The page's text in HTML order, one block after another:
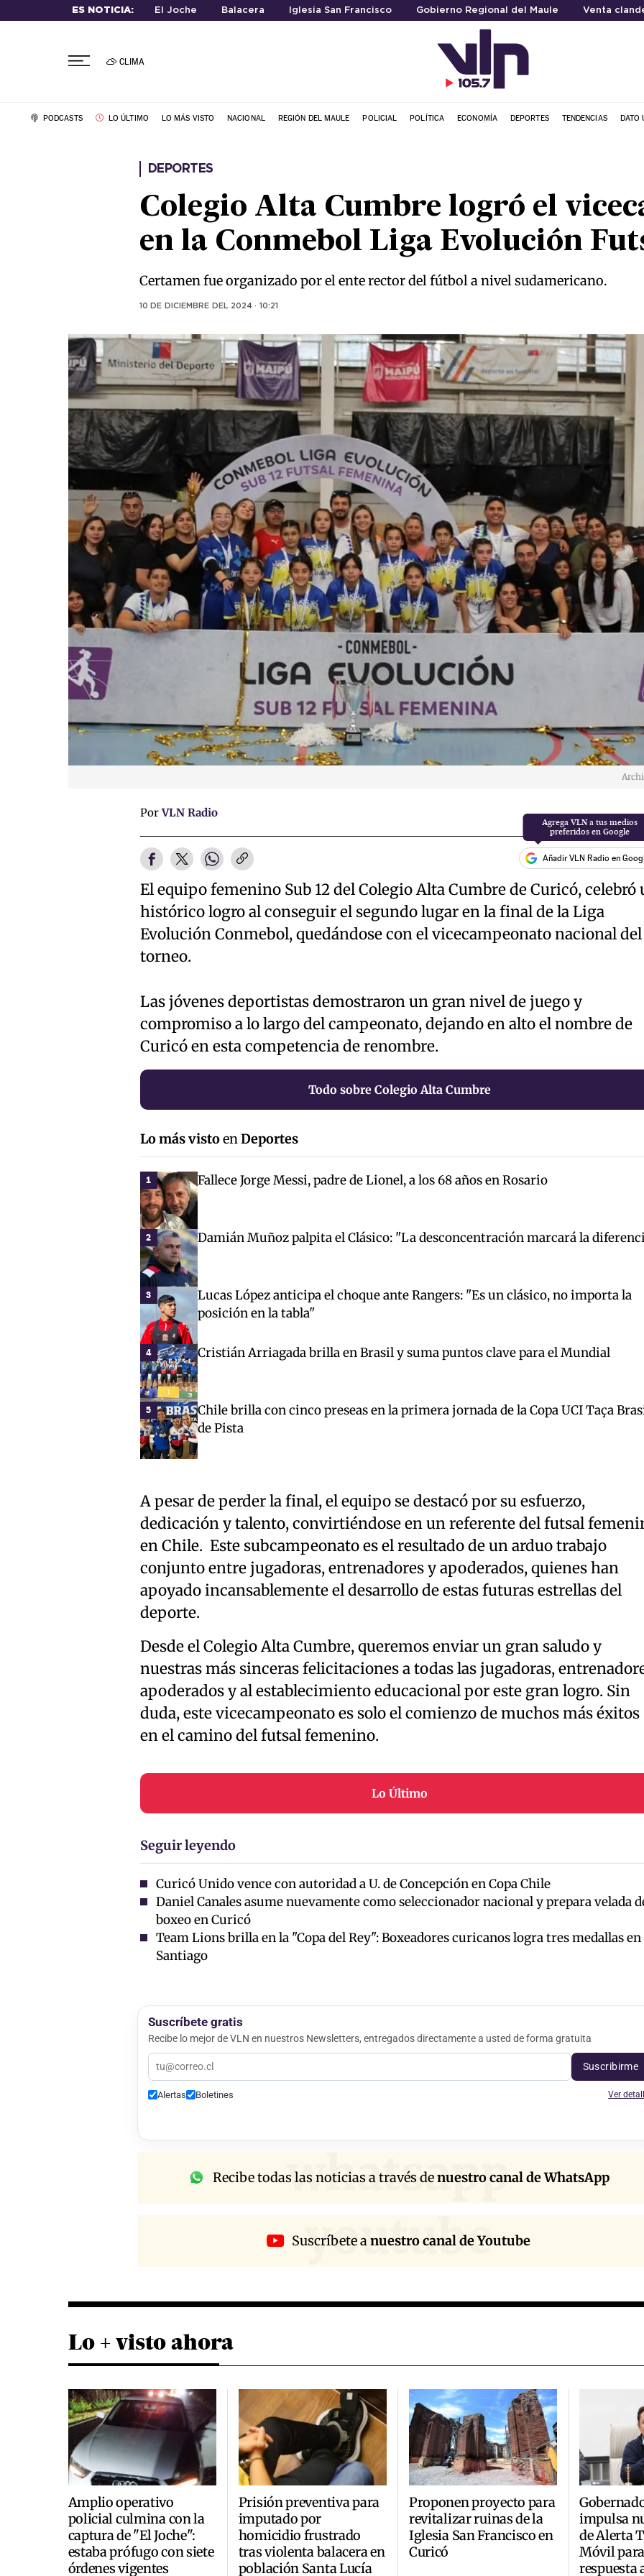
ES NOTICIA: El Joche Balacera Iglesia San Francisco Gobierno Regional del Maule Venta
CLIMA
PODCASTS LO ÚLTIMO LO MÁS VISTO NACIONAL REGIÓN DEL MAULE POLICIAL POLÍTICA ECONOMÍA DEPORTES TENDENCIAS DATO
DEPORTES
Colegio Alta Cumbre logró el
en la Conmebol Liga Evolución
Certamen fue organizado por el ente rector del fútbol a nivel sudamericano.
10 DE DICIEMBRE DEL 2024 · 10:21
PorVLN Radio
Añadir VLN Radio en
El equipo femenino Sub 12 del Colegio Alta Cumbre de Curicó, celebró
histórico logro al conseguir el segundo lugar en la final de la Liga
Evolución Conmebol, quedándose con el vicecampeonato nacional del
torneo.
Las jóvenes deportistas demostraron un gran nivel de juego y
compromiso a lo largo del campeonato, dejando en alto el nombre de
Curicó en esta competencia de renombre.
Todo sobre Colegio Alta Cumbre
Lo más vistoenDeportes
1 Fallece Jorge Messi, padre de Lionel, a los 68 años en Rosario
2 Damián Muñoz palpita el Clásico: "La desconcentración marcará la
3
Lucas López anticipa el choque ante Rangers: "Es un clásico, no importa la
posición en la tabla"
4 Cristián Arriagada brilla en Brasil y suma puntos clave para el Mundial
5
Chile brilla con cinco preseas en la primera jornada de la Copa UCI Taça
de Pista
A pesar de perder la final, el equipo se destacó por su esfuerzo,
dedicación y talento, convirtiéndose en un referente del futsal
en Chile. Este subcampeonato es el resultado de un arduo trabajo
conjunto entre jugadoras, entrenadores y apoderados, quienes han
apoyado incansablemente el desarrollo de estas futuras estrellas del
deporte.
Desde el Colegio Alta Cumbre, queremos enviar un gran saludo y
nuestras más sinceras felicitaciones a todas las jugadoras,
apoderados y al establecimiento educacional por este gran logro. Sin
duda, este vicecampeonato es solo el comienzo de muchos más éxitos
en el camino del futsal femenino.
Lo Último
Seguir leyendo
Curicó Unido vence con autoridad a U. de Concepción en Copa Chile
Daniel Canales asume nuevamente como seleccionador nacional y prepara velada
boxeo en Curicó
Team Lions brilla en la "Copa del Rey": Boxeadores curicanos logra tres medallas en
Santiago
Suscríbete gratis
Recibe lo mejor de VLN en nuestros Newsletters, entregados directamente a usted de forma gratuita
Suscribirme
Alertas Boletines Ver
whatsapp
Recibe todas las noticias a través denuestro canal de WhatsApp
youtube
Suscríbete anuestro canal de Youtube
Lo + visto ahora
Amplio operativo
policial culmina con la
captura de "El Joche":
estaba prófugo con siete
órdenes vigentes
Prisión preventiva para
imputado por
homicidio frustrado
tras violenta balacera en
población Santa Lucía
Proponen proyecto para
revitalizar ruinas de la
Iglesia San Francisco en
Curicó
impulsa
de Alerta
Móvil
respuesta